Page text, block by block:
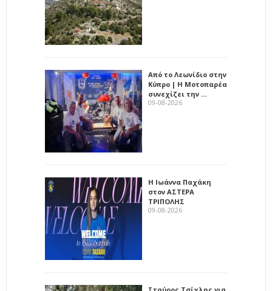
Από το Λεωνίδιο στην
Κύπρο | Η Μοτοπαρέα
συνεχίζει την …
09-08-2026
Η Ιωάννα Παχάκη
στον ΑΣΤΕΡΑ
ΤΡΙΠΟΛΗΣ
09-08-2026